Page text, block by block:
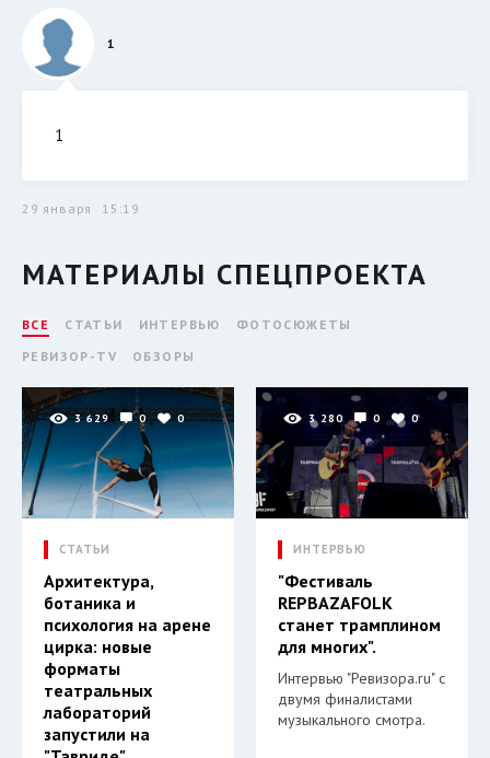
1
1
29 января 15:19
МАТЕРИАЛЫ СПЕЦПРОЕКТА
ВСЕ СТАТЬИ ИНТЕРВЬЮ
ФОТОСЮЖЕТЫ
РЕВИЗОР-TV
ОБЗОРЫ
3 629 0 0
СТАТЬИ
Архитектура,
ботаника и
психология на арене
цирка: новые
форматы
театральных
лабораторий
запустили на
3 280 0 0
ИНТЕРВЬЮ
"Фестиваль
REPBAZAFOLK
станет трамплином
для многих".
Интервью "Ревизора.ru" с
двумя финалистами
музыкального смотра.